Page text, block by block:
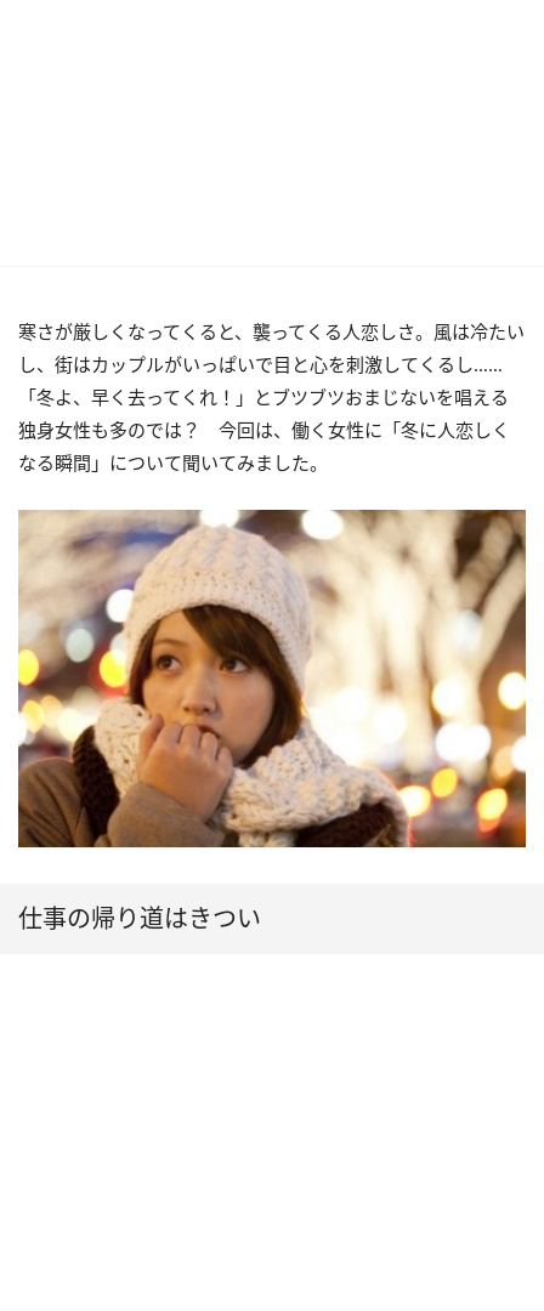
寒さが厳しくなってくると、襲ってくる人恋しさ。風は冷たい
し、街はカップルがいっぱいで目と心を刺激してくるし……
「冬よ、早く去ってくれ！」とブツブツおまじないを唱える
独身女性も多のでは？ 今回は、働く女性に「冬に人恋しく
なる瞬間」について聞いてみました。
仕事の帰り道はきつい